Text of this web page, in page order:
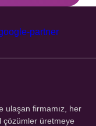
ulaşan firmamız, her
çözümler üretmeye